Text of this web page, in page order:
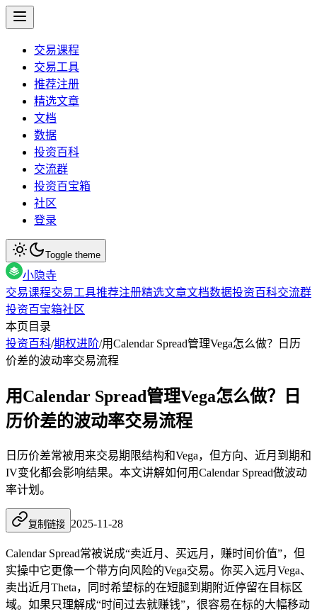
交易课程
交易工具
推荐注册
精选文章
文档
数据
投资百科
交流群
投资百宝箱
社区
登录
Toggle theme
小隐寺
交易课程交易工具推荐注册精选文章文档数据投资百科交流群
投资百宝箱社区
本页目录
投资百科/期权进阶/用Calendar Spread管理Vega怎么做？日历
价差的波动率交易流程
用Calendar Spread管理Vega怎么做？日
历价差的波动率交易流程
日历价差常被用来交易期限结构和Vega，但方向、近月到期和
IV变化都会影响结果。本文讲解如何用Calendar Spread做波动
率计划。
复制链接 2025-11-28
Calendar Spread常被说成“卖近月、买远月，赚时间价值”，但
实操中它更像一个带方向风险的Vega交易。你买入远月Vega、
卖出近月Theta，同时希望标的在短腿到期附近停留在目标区
域。如果只理解成“时间过去就赚钱”，很容易在标的大幅移动